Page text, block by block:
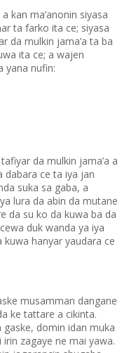
kan ma’anonin siyasa
ta farko ita ce; siyasa
da mulkin jama’a ta ba
ita ce; a wajen
yana nufin:
da mulkin jama’a a
dabara ce ta iya jan
suka sa gaba, a
lura da abin da mutane
da su ko da kuwa ba da
duk wanda ya iya
hanyar yaudara ce
musamman dangane
ke tattare a cikinta.
gaske, domin idan muka
zagaye ne mai yawa.